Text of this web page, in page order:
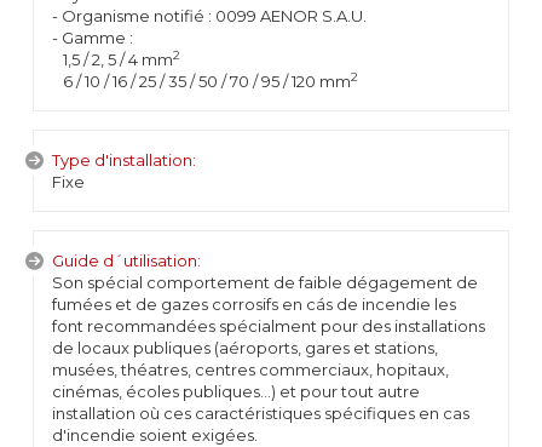
- Organisme notifié : 0099 AENOR S.A.U.
- Gamme :
1,5 / 2, 5 / 4 mm2
6 / 10 / 16 / 25 / 35 / 50 / 70 / 95 / 120 mm2
Type d'installation:
Fixe
Guide d´utilisation:
Son spécial comportement de faible dégagement de
fumées et de gazes corrosifs en cás de incendie les
font recommandées spécialment pour des installations
de locaux publiques (aéroports, gares et stations,
musées, théatres, centres commerciaux, hopitaux,
cinémas, écoles publiques…) et pour tout autre
installation où ces caractéristiques spécifiques en cas
d'incendie soient exigées.